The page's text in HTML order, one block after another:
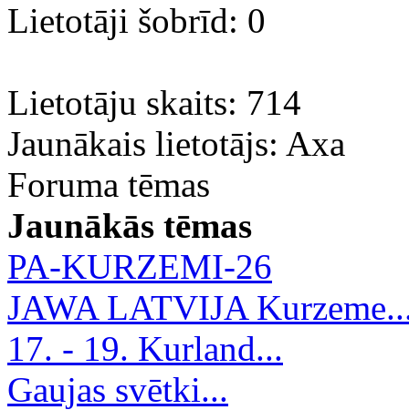
Lietotāji šobrīd: 0
Lietotāju skaits: 714
Jaunākais lietotājs: Axa
Foruma tēmas
Jaunākās tēmas
PA-KURZEMI-26
JAWA LATVIJA
17. - 19. Kurland...
Gaujas svētki...